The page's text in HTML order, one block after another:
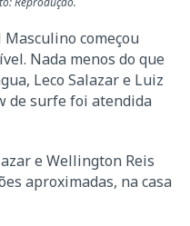
começou
Nada menos do que
Leco Salazar e Luiz
de surfe foi atendida
e Wellington Reis
aproximadas, na casa